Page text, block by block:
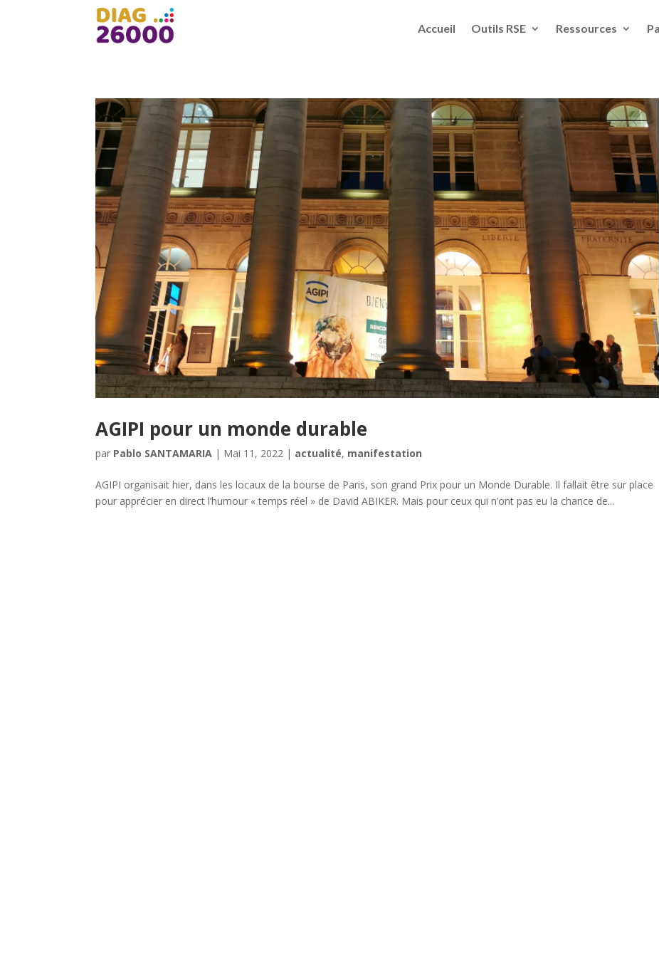
Accueil Outils RSE Ressources
AGIPI pour un monde durable
par Pablo SANTAMARIA | Mai 11, 2022 | actualité, manifestation
AGIPI organisait hier, dans les locaux de la bourse de Paris, son grand Prix pour un Monde Durable. Il fallait être sur place
pour apprécier en direct l’humour « temps réel » de David ABIKER. Mais pour ceux qui n’ont pas eu la chance de...